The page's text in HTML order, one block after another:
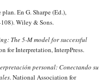
En G. Sharpe (Ed.),
Wiley & Sons.
The 5-M model for successful
for Interpretation, InterpPress.
personal: Conectando su
. National Association for